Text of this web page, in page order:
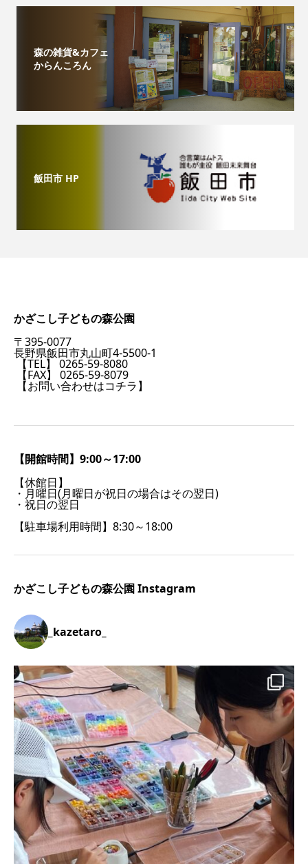
森の雑貨&カフェ
からんころん
飯田市 HP
かざこし子どもの森公園
〒395-0077
長野県飯田市丸山町4-5500-1
【TEL】 0265-59-8080
【FAX】 0265-59-8079
【お問い合わせはコチラ】
【開館時間】9:00～17:00
【休館日】
・月曜日(月曜日が祝日の場合はその翌日)
・祝日の翌日
【駐車場利用時間】8:30～18:00
かざこし子どもの森公園 Instagram
_kazetaro_